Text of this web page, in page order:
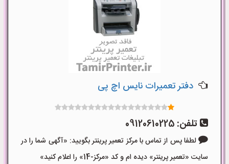
دفتر تعمیرات نایس اچ پی
تلفن: 09120610225
لطفا پس از تماس با مرکز تعمیر پرینتر بگویید: «آگهی شما را در
سایت «تعمیر پرینتر» دیده ام و کد «مرکز-14» را اعلام کنید»